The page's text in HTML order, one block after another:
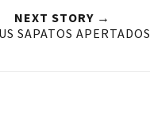
NEXT STORY →
SAPATOS APERTADOS